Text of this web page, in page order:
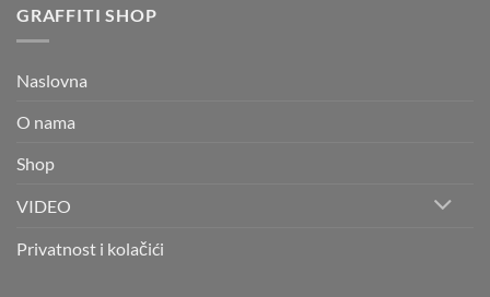
GRAFFITI SHOP
Naslovna
O nama
Shop
VIDEO
Privatnost i kolačići